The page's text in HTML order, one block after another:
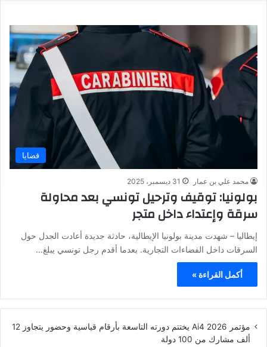
قضايا
محمد علي بن عمار 31 ديسمبر، 2025
بولونيا: توقيف وترحيل تونسي بعد محاولة
سرقة وإعتداء داخل متجر
إيطاليا – شهدت مدينة بولونيا الإيطالية، حادثة جديدة أعادت الجدل حول
السرقات داخل الفضاءات التجارية. بعدما أقدم رجل تونسي يبلغ…
أكمل القراءة »
مؤتمر Ai4 2026 يختتم دورته التاسعة بأرقام قياسية وحضور يتجاوز 12
ألف مشارك من 100 دولة